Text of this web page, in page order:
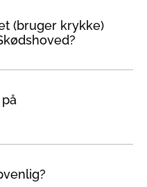
(bruger krykke)